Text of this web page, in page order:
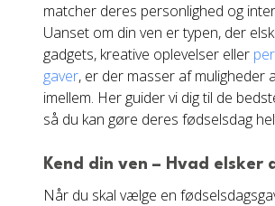
matcher deres personlighed og
Uanset om din ven er typen, der
gadgets, kreative oplevelser eller
gaver, er der masser af muligheder
imellem. Her guider vi dig til de
så du kan gøre deres fødselsdag
Kend din ven – Hvad elsker
Når du skal vælge en